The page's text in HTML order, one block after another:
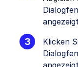
Klicken